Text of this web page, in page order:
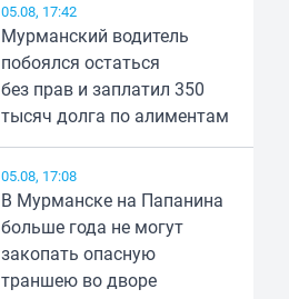
05.08, 17:42
Мурманский водитель
побоялся остаться
без прав и заплатил 350
тысяч долга по алиментам
05.08, 17:08
В Мурманске на Папанина
больше года не могут
закопать опасную
траншею во дворе